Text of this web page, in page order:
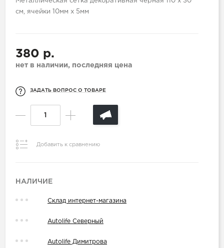
см, ячейки 10мм х 5мм
380 р.
нет в наличии, последняя цена
ЗАДАТЬ ВОПРОС О ТОВАРЕ
Добавить к сравнению
НАЛИЧИЕ
Склад интернет-магазина
Autolife Северный
Autolife Димитрова